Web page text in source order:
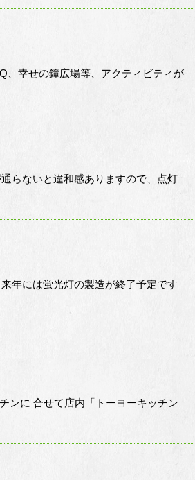
、幸せの鐘広場等、アクティビティが
らないと違和感ありますので、点灯
年には蛍光灯の製造が終了予定です
ンに 合せて店内「トーヨーキッチン